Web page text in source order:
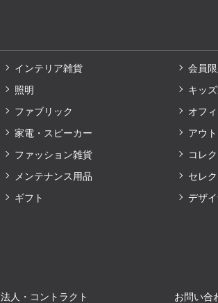
インテリア雑貨
照明
ファブリック
家電・スピーカー
ファッション雑貨
メンテナンス用品
ギフト
会員
キッ
オフ
アウ
コレ
セレク
デザ
法人・コントラクト お問い合